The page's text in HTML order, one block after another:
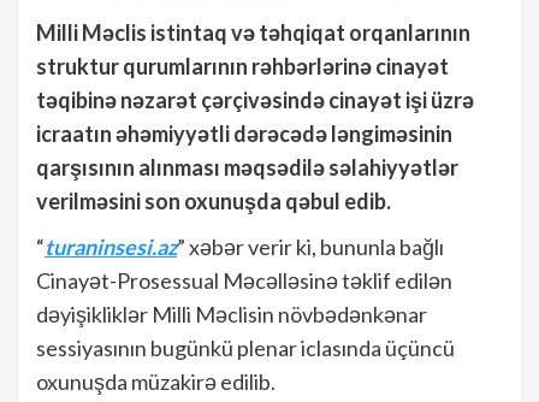
Milli Məclis istintaq və təhqiqat orqanlarının
struktur qurumlarının rəhbərlərinə cinayət
təqibinə nəzarət çərçivəsində cinayət işi üzrə
icraatın əhəmiyyətli dərəcədə ləngiməsinin
qarşısının alınması məqsədilə səlahiyyətlər
verilməsini son oxunuşda qəbul edib.
“turaninsesi.az” xəbər verir ki, bununla bağlı
Cinayət-Prosessual Məcəlləsinə təklif edilən
dəyişikliklər Milli Məclisin növbədənkənar
sessiyasının bugünkü plenar iclasında üçüncü
oxunuşda müzakirə edilib.